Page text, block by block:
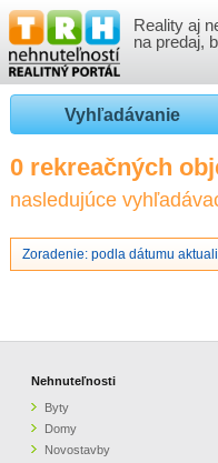
Reality aj
na predaj,
NEHNUTEĽNOSTI
BYTY
NOVOSTAVBY
NEBYTOVÉ PRIESTORY
GARÁŽE
VLOŽIŤ NEHNUTEĽNOSTI
PRIHLÁSENIE
REGISTRÁCIA
VÝVOJ CIEN REALÍT
ČLÁNKY O REALITÁCH
Vyhľadávanie
0 rekreačných
nasledujúce
Zoradenie: podla dátumu
Nehnuteľnosti
Byty
Domy
Novostavby